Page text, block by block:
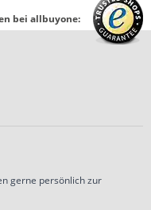
bei allbuyone:
gerne persönlich zur